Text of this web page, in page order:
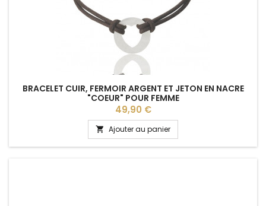
BRACELET CUIR, FERMOIR ARGENT ET JETON EN NACRE
"COEUR" POUR FEMME
Prix
49,90 €
 Ajouter au panier